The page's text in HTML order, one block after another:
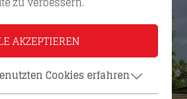
AKZEPTIEREN
Cookies erfahren